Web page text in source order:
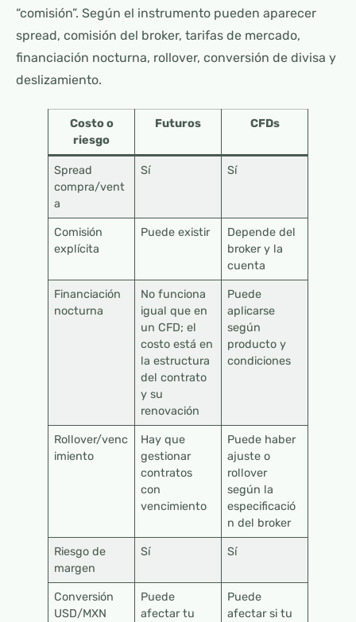
“comisión”. Según el instrumento pueden aparecer
spread, comisión del broker, tarifas de mercado,
financiación nocturna, rollover, conversión de divisa y
deslizamiento.
Costo o
riesgo
Futuros CFDs
Spread
compra/vent
a
Sí Sí
Comisión
explícita
Puede existir
Depende del
broker y la
cuenta
Financiación
nocturna
No funciona
igual que en
un CFD; el
costo está en
la estructura
del contrato
y su
renovación
Puede
aplicarse
según
producto y
condiciones
Rollover/venc
imiento
Hay que
gestionar
contratos
con
vencimiento
Puede haber
ajuste o
rollover
según la
especificació
n del broker
Riesgo de
margen
Sí Sí
Conversión
USD/MXN
Puede
afectar tu
Puede
afectar si tu